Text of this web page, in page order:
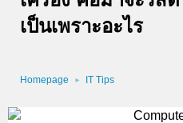
เป็นเพราะอะไร
Homepage IT Tips